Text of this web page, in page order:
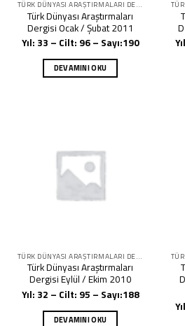
TÜRK DÜNYASI ARAŞTIRMALARI DERGISI
Türk Dünyası Araştırmaları
Dergisi Ocak / Şubat 2011
Yıl: 33 – Cilt: 96 – Sayı:190
DEVAMINI OKU
TÜRK DÜNYASI ARAŞTIRMALARI DERGISI
Türk Dünyası Araştırmaları
Dergisi Eylül / Ekim 2010
Yıl: 32 – Cilt: 95 – Sayı:188
DEVAMINI OKU